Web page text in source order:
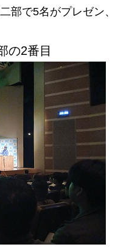
部で5名がプレゼン、
の2番目